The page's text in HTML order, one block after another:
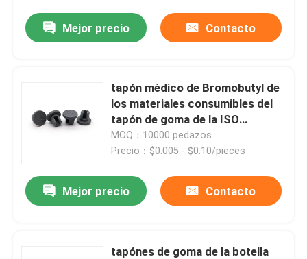
Mejor precio Contacto
tapón médico de Bromobutyl de
los materiales consumibles del
tapón de goma de la ISO
Bromobutyl de 13m m
MOQ：10000 pedazos
Precio：$0.005 - $0.10/pieces
Mejor precio Contacto
tapónes de goma de la botella